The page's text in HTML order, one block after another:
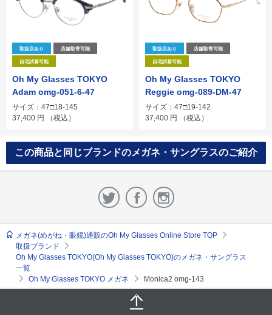
取扱店あり 店舗取寄可能
自宅試着可能
Oh My Glasses TOKYO
Adam omg-051-6-47
サイズ：47□18-145
37,400 円 （税込）
取扱店あり 店舗取寄可能
自宅試着可能
Oh My Glasses TOKYO
Reggie omg-089-DM-47
サイズ：47□19-142
37,400 円 （税込）
この商品と同じブランドのメガネ・サングラスのご紹介
メガネ(めがね・眼鏡)通販のOh My Glasses Online Store TOP
取扱ブランド
Oh My Glasses TOKYO(Oh My Glasses TOKYO)のメガネ・サングラス
一覧
Oh My Glasses TOKYO メガネ
Monica2 omg-143